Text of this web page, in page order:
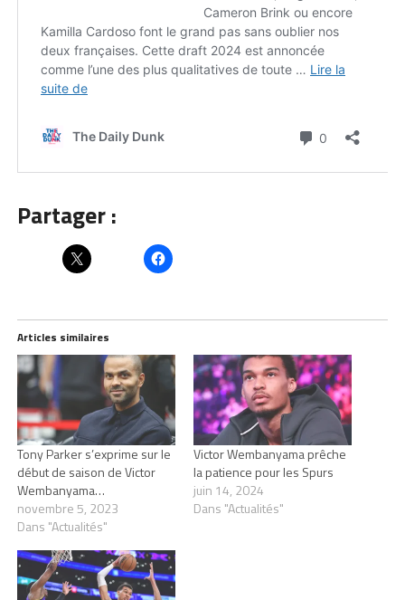
Partager :
Articles similaires
Tony Parker s’exprime sur le
début de saison de Victor
Wembanyama…
novembre 5, 2023
Dans "Actualités"
Victor Wembanyama prêche
la patience pour les Spurs
juin 14, 2024
Dans "Actualités"